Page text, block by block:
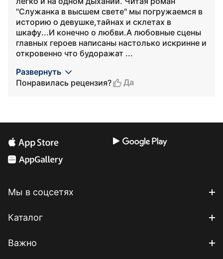
"Служанка в высшем свете" мы погружаемся в
историю о девушке,тайнах и склетах в
шкафу...И конечно о любви.А любовные сцены
главных героев написаны настолько искринне и
откровенно что будоражат ...
Развернуть
Понравилась рецензия?
Да
Мы в соцсетях
Каталог
Важно